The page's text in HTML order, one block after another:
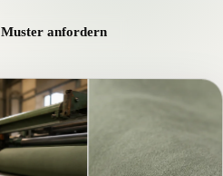
Muster anfordern